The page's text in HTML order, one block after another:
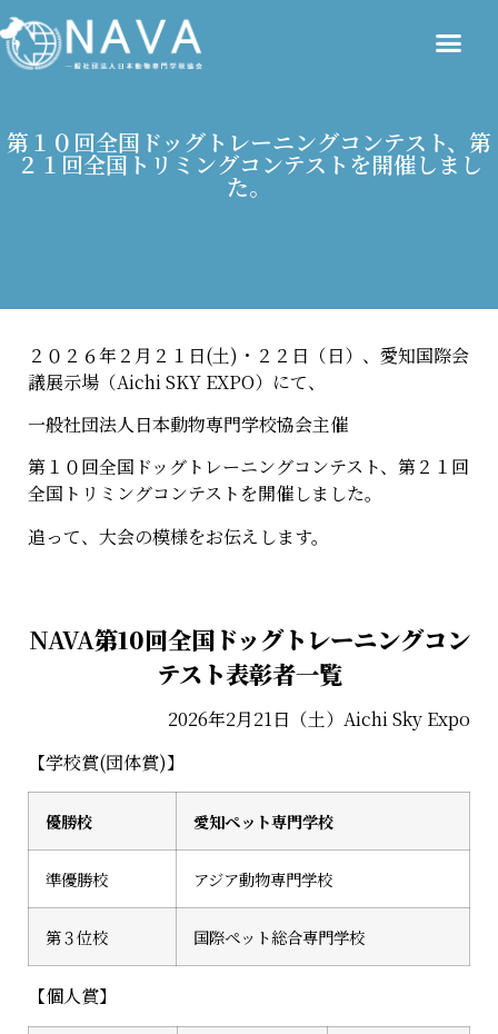
第１０回全国ドッグトレーニングコンテスト、第
２１回全国トリミングコンテストを開催しまし
た。
２０２６年２月２１日(土)・２２日（日）、愛知国際会
議展示場（Aichi SKY EXPO）にて、
一般社団法人日本動物専門学校協会主催
第１０回全国ドッグトレーニングコンテスト、第２１回
全国トリミングコンテストを開催しました。
追って、大会の模様をお伝えします。
NAVA第10回全国ドッグトレーニングコン
テスト表彰者一覧
2026年2月21日（土）Aichi Sky Expo
【学校賞(団体賞)】
優勝校 愛知ペット専門学校
準優勝校 アジア動物専門学校
第３位校 国際ペット総合専門学校
【個人賞】